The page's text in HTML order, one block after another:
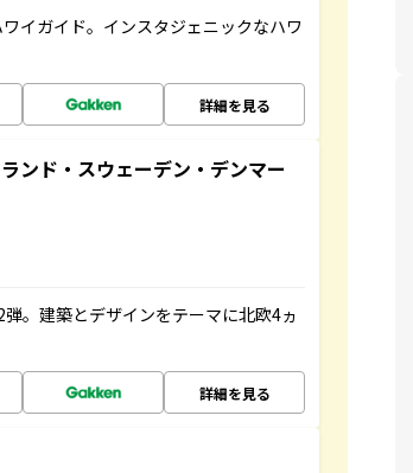
イガイド。インスタジェニックなハワ
詳細を見る
ンド・スウェーデン・デンマー
。建築とデザインをテーマに北欧4ヵ
詳細を見る